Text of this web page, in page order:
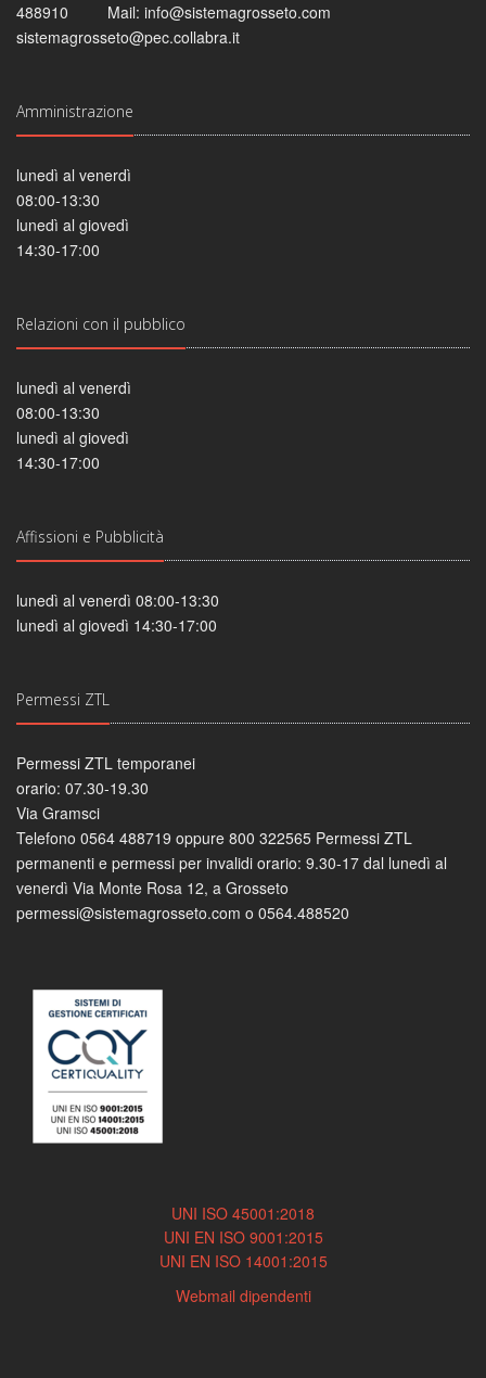
488910 Mail: info@sistemagrosseto.com
sistemagrosseto@pec.collabra.it
Amministrazione
lunedì al venerdì
08:00-13:30
lunedì al giovedì
14:30-17:00
Relazioni con il pubblico
lunedì al venerdì
08:00-13:30
lunedì al giovedì
14:30-17:00
Affissioni e Pubblicità
lunedì al venerdì 08:00-13:30
lunedì al giovedì 14:30-17:00
Permessi ZTL
Permessi ZTL temporanei
orario: 07.30-19.30
Via Gramsci
Telefono 0564 488719 oppure 800 322565 Permessi ZTL
permanenti e permessi per invalidi orario: 9.30-17 dal lunedì al
venerdì Via Monte Rosa 12, a Grosseto
permessi@sistemagrosseto.com o 0564.488520
UNI ISO 45001:2018
UNI EN ISO 9001:2015
UNI EN ISO 14001:2015
Webmail dipendenti